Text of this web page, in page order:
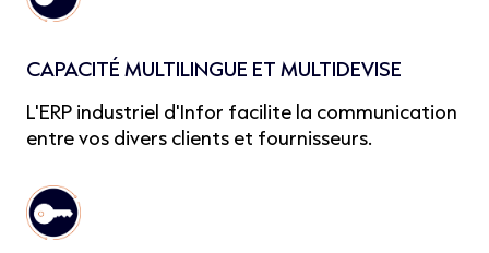
CAPACITÉ MULTILINGUE ET MULTIDEVISE
L'ERP industriel d'Infor facilite la communication
entre vos divers clients et fournisseurs.